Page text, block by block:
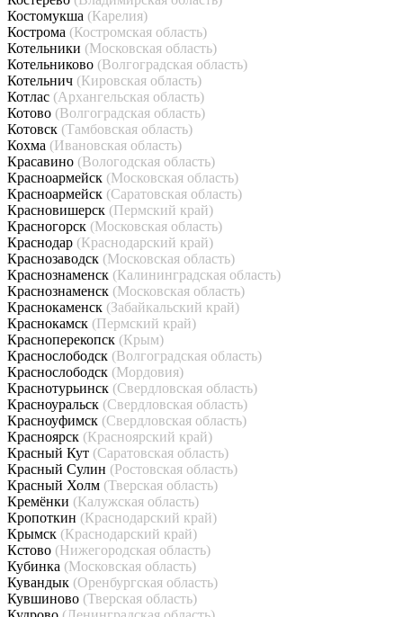
Костомукша (Карелия)
Кострома (Костромская область)
Котельники (Московская область)
Котельниково (Волгоградская область)
Котельнич (Кировская область)
Котлас (Архангельская область)
Котово (Волгоградская область)
Котовск (Тамбовская область)
Кохма (Ивановская область)
Красавино (Вологодская область)
Красноармейск (Московская область)
Красноармейск (Саратовская область)
Красновишерск (Пермский край)
Красногорск (Московская область)
Краснодар (Краснодарский край)
Краснозаводск (Московская область)
Краснознаменск (Калининградская область)
Краснознаменск (Московская область)
Краснокаменск (Забайкальский край)
Краснокамск (Пермский край)
Красноперекопск (Крым)
Краснослободск (Волгоградская область)
Краснослободск (Мордовия)
Краснотурьинск (Свердловская область)
Красноуральск (Свердловская область)
Красноуфимск (Свердловская область)
Красноярск (Красноярский край)
Красный Кут (Саратовская область)
Красный Сулин (Ростовская область)
Красный Холм (Тверская область)
Кремёнки (Калужская область)
Кропоткин (Краснодарский край)
Крымск (Краснодарский край)
Кстово (Нижегородская область)
Кубинка (Московская область)
Кувандык (Оренбургская область)
Кувшиново (Тверская область)